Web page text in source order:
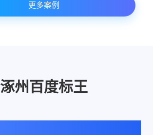
更多案例
涿州百度标王